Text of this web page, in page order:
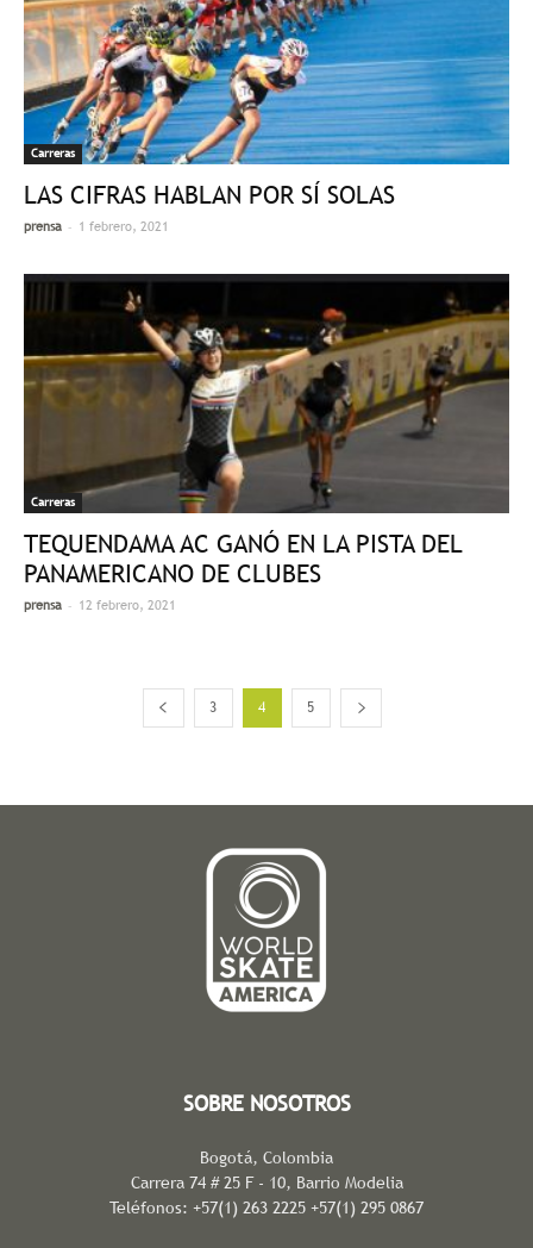
Carreras
LAS CIFRAS HABLAN POR SÍ SOLAS
prensa - 1 febrero, 2021
Carreras
TEQUENDAMA AC GANÓ EN LA PISTA DEL
PANAMERICANO DE CLUBES
prensa - 12 febrero, 2021
3 4 5
SOBRE NOSOTROS
Bogotá, Colombia
Carrera 74 # 25 F - 10, Barrio Modelia
Teléfonos: +57(1) 263 2225 +57(1) 295 0867